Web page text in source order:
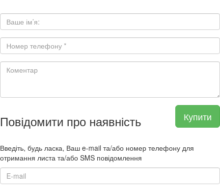
Купити
Повідомити про наявність
Введіть, будь ласка, Ваш e-mail та/або номер телефону для
отримання листа та/або SMS повідомлення